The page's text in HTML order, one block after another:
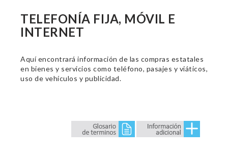
TELEFONÍA FIJA, MÓVIL E
INTERNET
Aquí encontrará información de las compras estatales
en bienes y servicios como teléfono, pasajes y viáticos,
uso de vehículos y publicidad.